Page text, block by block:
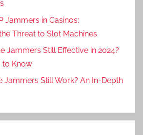
Jammers in Casinos:
Threat to Slot Machines
Jammers Still Effective in 2024?
to Know
Jammers Still Work? An In-Depth